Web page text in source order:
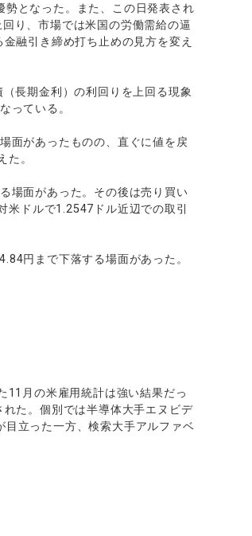
となった。また、この日発表され
り、市場では米国の労働需給の逼
融引き締め打ち止めの見方を変え
長期金利）の利回りを上回る現象
っている。
面があったものの、直ぐに値を戻
た。
場面があった。その後は売り買い
ドルで1.2547ドル近辺での取引
円まで下落する場面があった。
11月の米雇用統計は強い結果だっ
た。個別では半導体大手エヌビデ
目立った一方、検索大手アルファベ